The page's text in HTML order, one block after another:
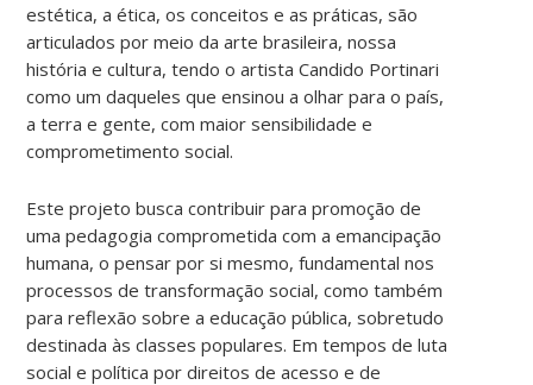
estética, a ética, os conceitos e as práticas, são
articulados por meio da arte brasileira, nossa
história e cultura, tendo o artista Candido Portinari
como um daqueles que ensinou a olhar para o país,
a terra e gente, com maior sensibilidade e
comprometimento social.
Este projeto busca contribuir para promoção de
uma pedagogia comprometida com a emancipação
humana, o pensar por si mesmo, fundamental nos
processos de transformação social, como também
para reflexão sobre a educação pública, sobretudo
destinada às classes populares. Em tempos de luta
social e política por direitos de acesso e de